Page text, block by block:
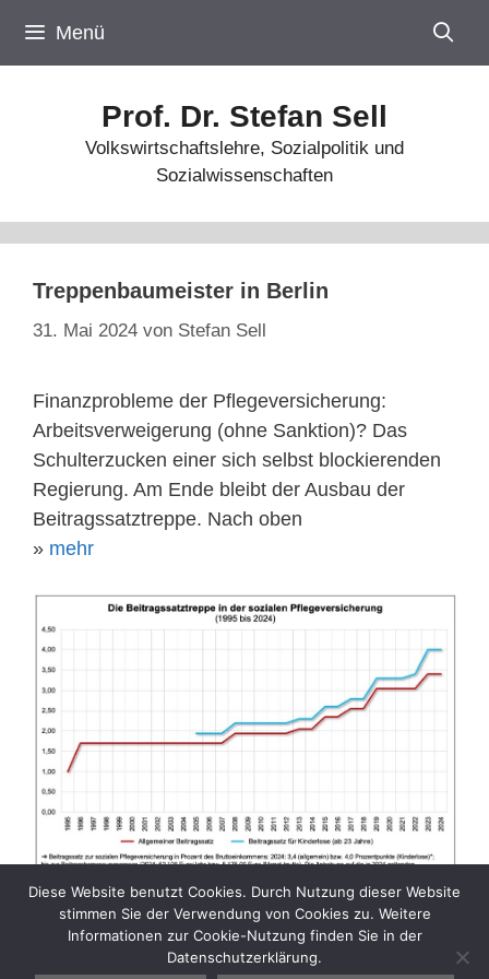
Inhalt
springen
Menü
Prof. Dr. Stefan Sell
Volkswirtschaftslehre, Sozialpolitik und
Sozialwissenschaften
Treppenbaumeister in Berlin
31. Mai 2024 von Stefan Sell
Finanzprobleme der Pflegeversicherung:
Arbeitsverweigerung (ohne Sanktion)? Das
Schulterzucken einer sich selbst blockierenden
Regierung. Am Ende bleibt der Ausbau der
Beitragssatztreppe. Nach oben
» mehr
Kategorien
Diese Website benutzt Cookies. Durch Nutzung dieser Website
stimmen Sie der Verwendung von Cookies zu. Weitere
Informationen zur Cookie-Nutzung finden Sie in der
Datenschutzerklärung.